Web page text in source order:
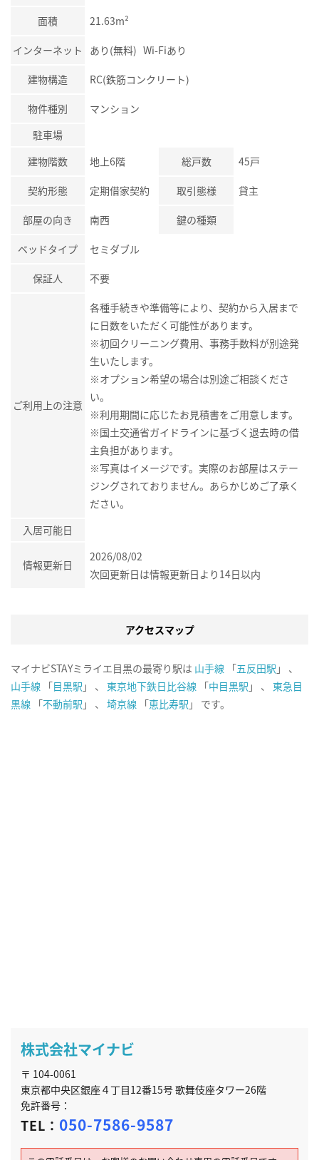
面積 21.63m²
インターネット あり(無料) Wi-Fiあり
建物構造 RC(鉄筋コンクリート)
物件種別
マンション
駐車場
建物階数
地上6階 総戸数 45戸
契約形態 定期借家契約 取引態様 貸主
部屋の向き 南西 鍵の種類
ベッドタイプ セミダブル
保証人 不要
ご利用上の注意
各種手続きや準備等により、契約から入居まで
に日数をいただく可能性があります。
※初回クリーニング費用、事務手数料が別途発
生いたします。
※オプション希望の場合は別途ご相談くださ
い。
※利用期間に応じたお見積書をご用意します。
※国土交通省ガイドラインに基づく退去時の借
主負担があります。
※写真はイメージです。実際のお部屋はステー
ジングされておりません。あらかじめご了承く
ださい。
入居可能日
情報更新日
2026/08/02
次回更新日は情報更新日より14日以内
アクセスマップ
マイナビSTAYミライエ目黒の最寄り駅は 山手線 「五反田駅 」 、
山手線 「目黒駅 」 、 東京地下鉄日比谷線 「中目黒駅 」 、 東急目
黒線 「不動前駅 」 、 埼京線 「恵比寿駅 」 です。
株式会社マイナビ
〒 104-0061
東京都中央区銀座４丁目12番15号 歌舞伎座タワー26階
免許番号：
TEL： 050-7586-9587